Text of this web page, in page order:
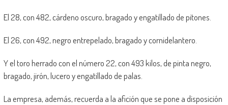
El 28, con 482, cárdeno oscuro, bragado y engatillado de pitones.
El 26, con 492, negro entrepelado, bragado y cornidelantero.
Y el toro herrado con el número 22, con 493 kilos, de pinta negro,
bragado, jirón, lucero y engatillado de palas.
La empresa, además, recuerda a la afición que se pone a disposición